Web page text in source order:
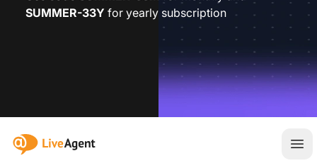
SUMMER-33Y for yearly subscription
:site.title